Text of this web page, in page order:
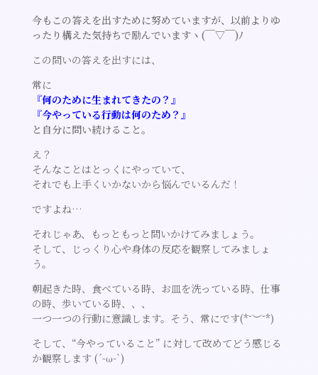
今もこの答えを出すために努めていますが、以前よりゆ
ったり構えた気持ちで励んでいますヽ(￣▽￣)ﾉ
この問いの答えを出すには、
常に
『何のために生まれてきたの？』
『今やっている行動は何のため？』
と自分に問い続けること。
え？
そんなことはとっくにやっていて、
それでも上手くいかないから悩んでいるんだ！
ですよね…
それじゃあ、もっともっと問いかけてみましょう。
そして、じっくり心や身体の反応を観察してみましょ
う。
朝起きた時、食べている時、お皿を洗っている時、仕事
の時、歩いている時、、、
一つ一つの行動に意識します。そう、常にです(*˘︶˘*)
そして、“今やっていること” に対して改めてどう感じる
か観察します (´-ω-`)